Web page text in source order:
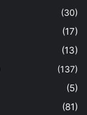
(30)
(17)
(13)
(137)
(5)
(81)